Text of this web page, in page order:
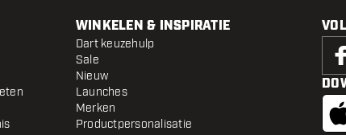
WINKELEN & INSPIRATIE
Dart keuzehulp
Sale
Nieuw
Launches
Merken
Productpersonalisatie